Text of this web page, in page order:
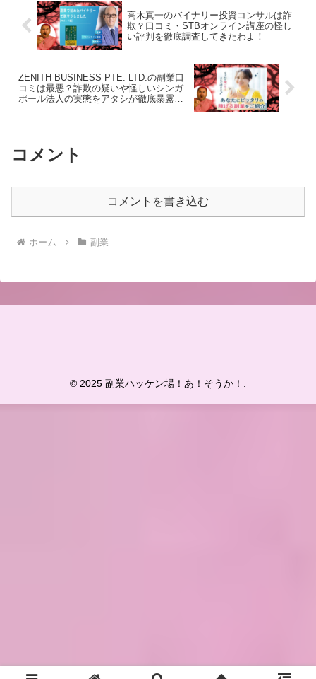
高木真一のバイナリー投資コンサルは詐
欺？口コミ・STBオンライン講座の怪し
い評判を徹底調査してきたわよ！
ZENITH BUSINESS PTE. LTD.の副業口
コミは最悪？詐欺の疑いや怪しいシンガ
ポール法人の実態をアタシが徹底暴露し
コメント
コメントを書き込む
ホーム 副業
© 2025 副業ハッケン場！あ！そうか！.